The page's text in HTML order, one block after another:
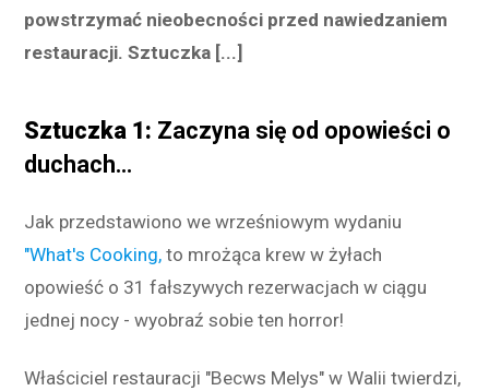
powstrzymać nieobecności przed nawiedzaniem
restauracji. Sztuczka [...]
Sztuczka 1: Zaczyna się od opowieści o
duchach...
Jak przedstawiono we wrześniowym wydaniu
"What's Cooking, to mrożąca krew w żyłach
opowieść o 31 fałszywych rezerwacjach w ciągu
jednej nocy - wyobraź sobie ten horror!
Właściciel restauracji "Becws Melys" w Walii twierdzi,